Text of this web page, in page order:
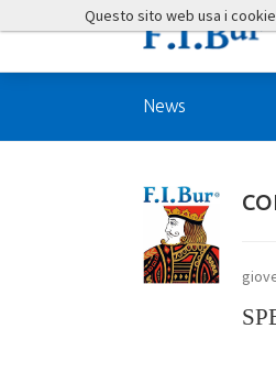
News
Questo sito web usa i